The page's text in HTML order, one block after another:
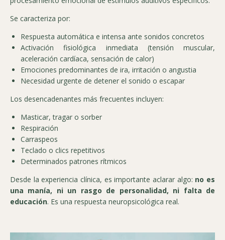
Se caracteriza por:
Respuesta automática e intensa ante sonidos concretos
Activación fisiológica inmediata (tensión muscular,
aceleración cardíaca, sensación de calor)
Emociones predominantes de ira, irritación o angustia
Necesidad urgente de detener el sonido o escapar
Los desencadenantes más frecuentes incluyen:
Masticar, tragar o sorber
Respiración
Carraspeos
Teclado o clics repetitivos
Determinados patrones rítmicos
Desde la experiencia clínica, es importante aclarar algo: no es
una manía, ni un rasgo de personalidad, ni falta de
educación. Es una respuesta neuropsicológica real.